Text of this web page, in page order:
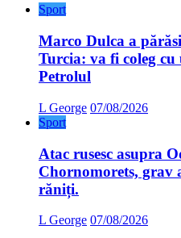
Sport
Marco Dulca a
Turcia: va fi coleg
Petrolul
L George 07/08/2026
Sport
Atac rusesc asupra
Chornomorets, grav
răniți.
L George 07/08/2026